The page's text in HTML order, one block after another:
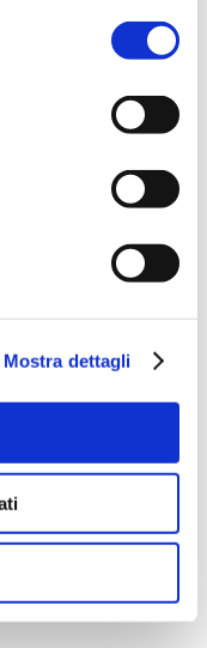
Mostra dettagli
ore
stati?